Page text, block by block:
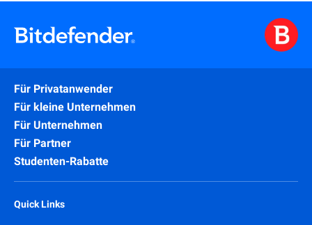
Für Privatanwender
Für kleine Unternehmen
Für Unternehmen
Für Partner
Studenten-Rabatte
Quick Links